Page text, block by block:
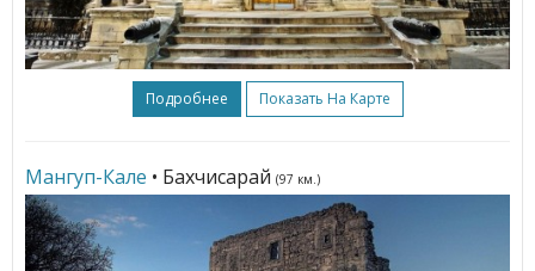
Подробнее Показать На Карте
Мангуп-Кале • Бахчисарай (97 км.)